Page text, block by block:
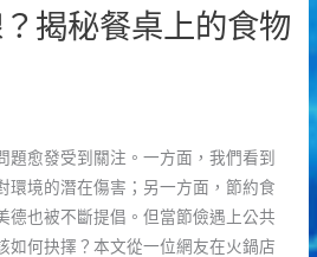
揭秘餐桌上的食物
題愈發受到關注。一方面，我們看到
環境的潛在傷害；另一方面，節約食
德也被不斷提倡。但當節儉遇上公共
如何抉擇？本文從一位網友在火鍋店